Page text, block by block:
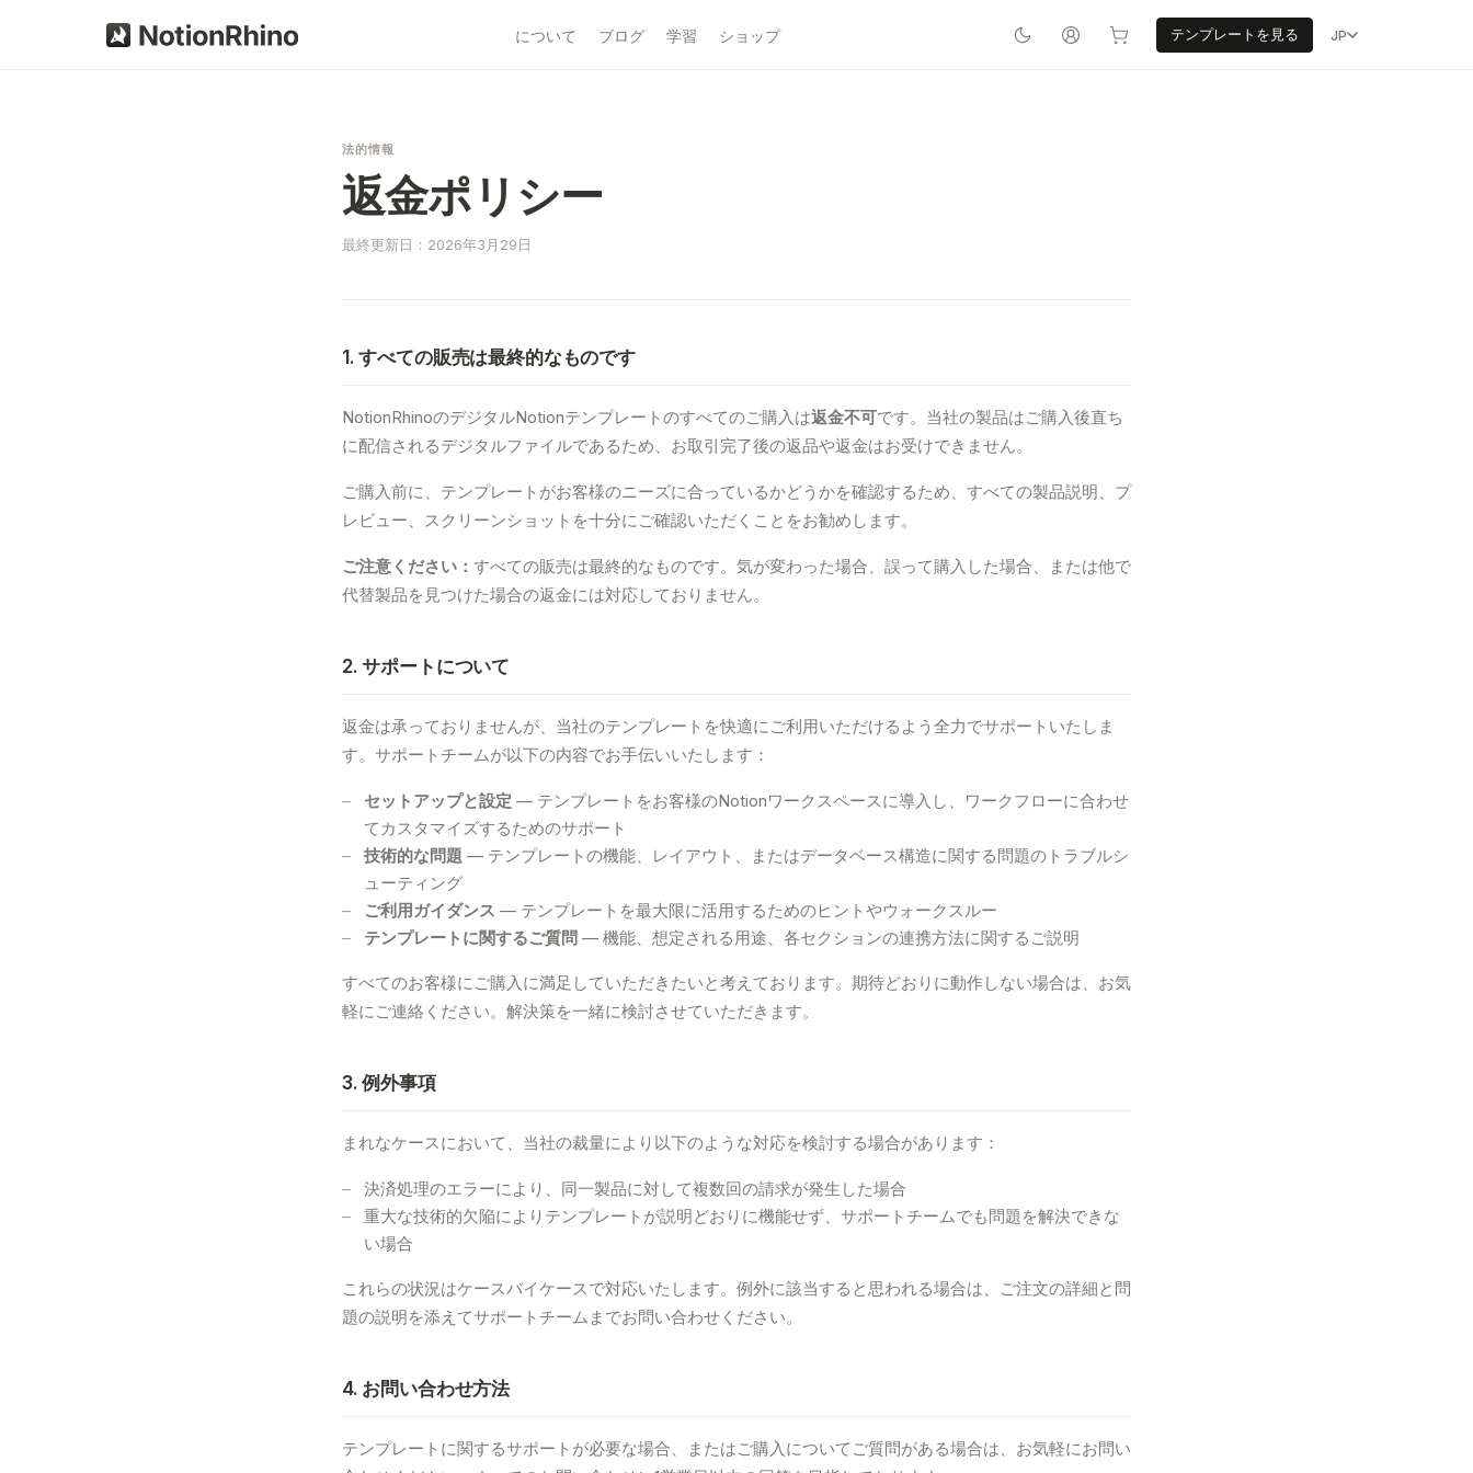
について ブログ 学習 ショップ テンプレートを見る JP
法的情報
返金ポリシー
最終更新日：2026年3月29日
1. すべての販売は最終的なものです
NotionRhinoのデジタルNotionテンプレートのすべてのご購入は返金不可です。当社の製品はご購入後直ち
に配信されるデジタルファイルであるため、お取引完了後の返品や返金はお受けできません。
ご購入前に、テンプレートがお客様のニーズに合っているかどうかを確認するため、すべての製品説明、プ
レビュー、スクリーンショットを十分にご確認いただくことをお勧めします。
ご注意ください： すべての販売は最終的なものです。気が変わった場合、誤って購入した場合、または他で
代替製品を見つけた場合の返金には対応しておりません。
2. サポートについて
返金は承っておりませんが、当社のテンプレートを快適にご利用いただけるよう全力でサポートいたしま
す。サポートチームが以下の内容でお手伝いいたします：
セットアップと設定 — テンプレートをお客様のNotionワークスペースに導入し、ワークフローに合わせ
てカスタマイズするためのサポート
技術的な問題 — テンプレートの機能、レイアウト、またはデータベース構造に関する問題のトラブルシ
ューティング
ご利用ガイダンス — テンプレートを最大限に活用するためのヒントやウォークスルー
テンプレートに関するご質問 — 機能、想定される用途、各セクションの連携方法に関するご説明
すべてのお客様にご購入に満足していただきたいと考えております。期待どおりに動作しない場合は、お気
軽にご連絡ください。解決策を一緒に検討させていただきます。
3. 例外事項
まれなケースにおいて、当社の裁量により以下のような対応を検討する場合があります：
決済処理のエラーにより、同一製品に対して複数回の請求が発生した場合
重大な技術的欠陥によりテンプレートが説明どおりに機能せず、サポートチームでも問題を解決できな
い場合
これらの状況はケースバイケースで対応いたします。例外に該当すると思われる場合は、ご注文の詳細と問
題の説明を添えてサポートチームまでお問い合わせください。
4. お問い合わせ方法
テンプレートに関するサポートが必要な場合、またはご購入についてご質問がある場合は、お気軽にお問い